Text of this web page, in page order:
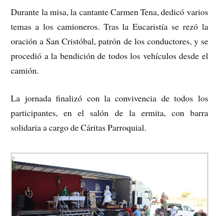
Durante la misa, la cantante Carmen Tena, dedicó varios
temas a los camioneros. Tras la Eucaristía se rezó la
oración a San Cristóbal, patrón de los conductores, y se
procedió a la bendición de todos los vehículos desde el
camión.
La jornada finalizó con la convivencia de todos los
participantes, en el salón de la ermita, con barra
solidaria a cargo de Cáritas Parroquial.